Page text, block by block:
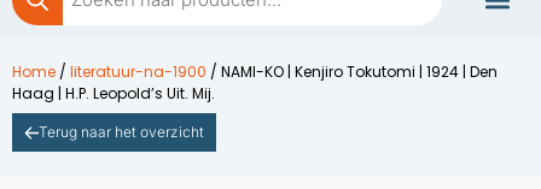
Home / literatuur-na-1900 / NAMI-KO | Kenjiro Tokutomi | 1924 | Den
Haag | H.P. Leopold’s Uit. Mij.
Terug naar het overzicht